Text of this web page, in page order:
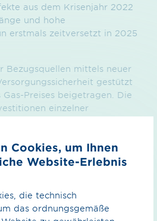
aus dem Krisenjahr 2022
und hohe
erstmals zeitversetzt in 2025
Bezugsquellen mittels neuer
gestützt
Preises beigetragen. Die
einzelner
2025 ein.
Cookies, um Ihnen
Website-Erlebnis
die technisch
das ordnungsgemäße